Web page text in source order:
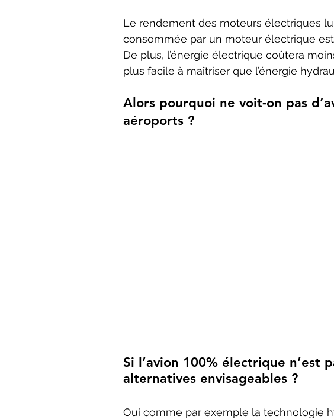
Le rendement des moteurs électriques
consommée par un moteur électrique
De plus, l’énergie électrique coûtera
plus facile à maîtriser que l’énergie
Alors pourquoi ne voit-on pas
aéroports ?
Si l’avion 100% électrique n’est
alternatives envisageables ?
Oui comme par exemple la technologie